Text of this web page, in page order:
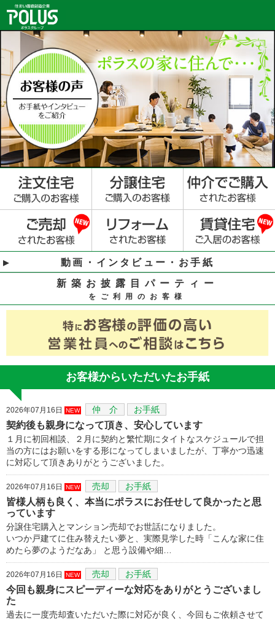
動画・インタビュー・お手紙
新築お披露目パーティー
をご利用のお客様
お客様からいただいたお手紙
2026年07月16日 NEW 仲 介 お手紙
契約後も親身になって頂き、安心しています
１月に初回相談、２月に契約と繁忙期にタイトなスケジュールで担
当の方にはお願いをする形になってしまいましたが、丁寧かつ迅速
に対応して頂きありがとうございました。
2026年07月16日 NEW 売却 お手紙
皆様人柄も良く、本当にポラスにお任せして良かったと思
っています
分譲住宅購入とマンション売却でお世話になりました。
いつか戸建てに住み替えたい夢と、実際見学した時「こんな家に住
めたら夢のようだなあ」 と思う設備や細…
2026年07月16日 NEW 売却 お手紙
今回も親身にスピーディーな対応をありがとうございまし
た
過去に一度売却査いただいた際に対応が良く、今回もご依頼させて